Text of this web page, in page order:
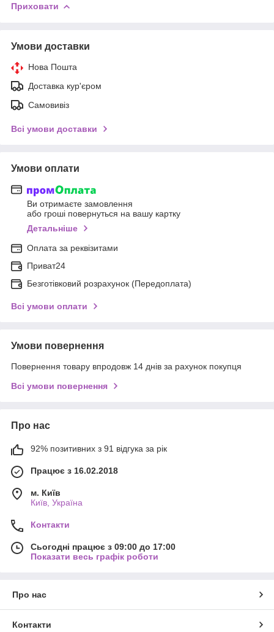
Приховати
Умови доставки
Нова Пошта
Доставка кур'єром
Самовивіз
Всі умови доставки
Умови оплати
Ви отримаєте замовлення
або гроші повернуться на вашу картку
Детальніше
Оплата за реквізитами
Приват24
Безготівковий розрахунок (Передоплата)
Всі умови оплати
Умови повернення
Повернення товару впродовж 14 днів за рахунок покупця
Всі умови повернення
Про нас
92% позитивних з 91 відгука за рік
Працює з 16.02.2018
м. Київ
Київ, Україна
Контакти
Сьогодні працює з 09:00 до 17:00
Показати весь графік роботи
Про нас
Контакти